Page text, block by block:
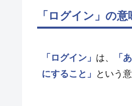
「ログイン」の意
「ログイン」 は、 「
にすること」
という